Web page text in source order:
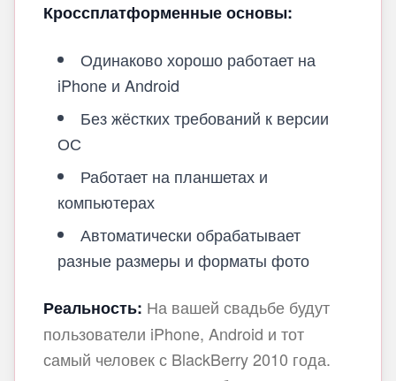
Кроссплатформенные основы:
Одинаково хорошо работает на
iPhone и Android
Без жёстких требований к версии
ОС
Работает на планшетах и
компьютерах
Автоматически обрабатывает
разные размеры и форматы фото
Реальность: На вашей свадьбе будут
пользователи iPhone, Android и тот
самый человек с BlackBerry 2010 года.